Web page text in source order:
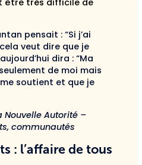
pensait : “Si j’ai
veut dire que je
dira : “Ma
de moi mais
soutient et que je
Nouvelle Autorité –
communautés
: l’affaire de tous